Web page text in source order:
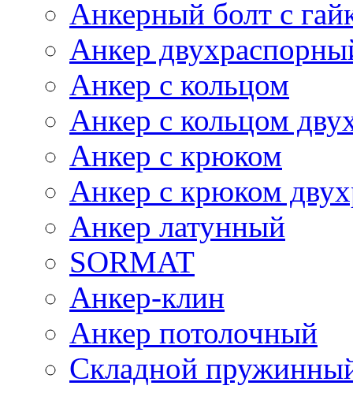
Анкерный болт с
Анкер
Анкер с кольцом
Анкер с кольцом
Анкер с крюком
Анкер с крюком
Анкер латунный
SORMAT
Анкер-клин
Анкер потолочный
Складной